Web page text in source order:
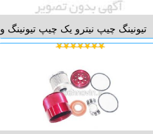
ایران خودر...
تیونینگ چیپ نیترو یک چیپ تیونینگ و
افزایش دهنده شتاب و قدرت خودرو
پورت دیاگ خودرو نصب می گردد تا
عملکرد خودرو شما را بهتر و بهینه تر
سازد وقتی تیونینگ چیپ نیترو را
وارد پو...